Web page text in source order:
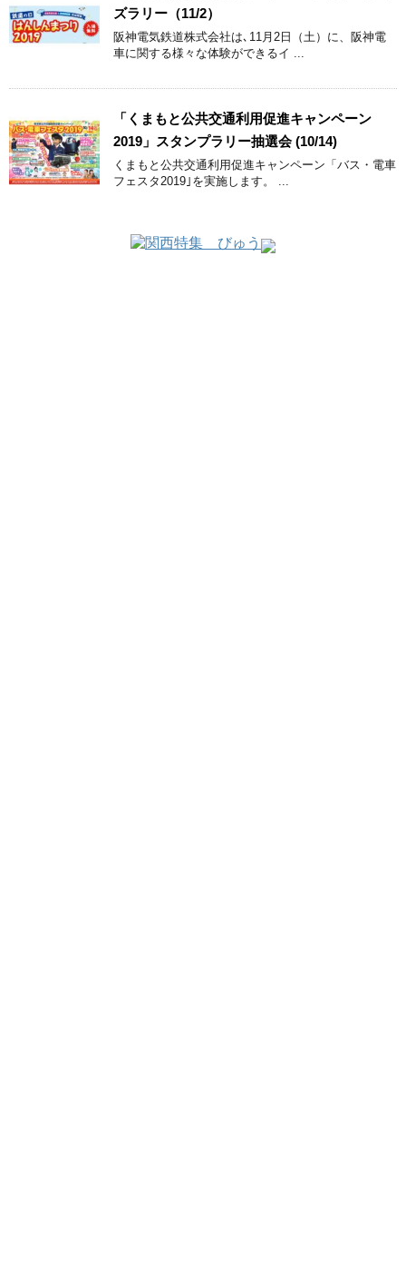
ズラリー（11/2）
阪神電気鉄道株式会社は､11月2日（土）に、阪神電
車に関する様々な体験ができるイ ...
「くまもと公共交通利用促進キャンペーン
2019」スタンプラリー抽選会 (10/14)
くまもと公共交通利用促進キャンペーン「バス・電車
フェスタ2019｣を実施します。 ...